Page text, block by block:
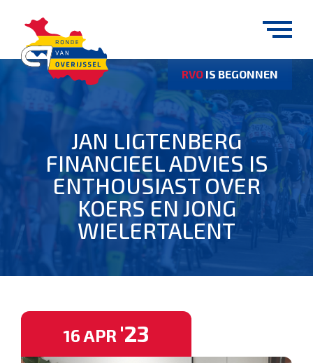
JAN LIGTENBERG
FINANCIEEL ADVIES IS
ENTHOUSIAST OVER
KOERS EN JONG
WIELERTALENT
RVO IS BEGONNEN
16 APR '23